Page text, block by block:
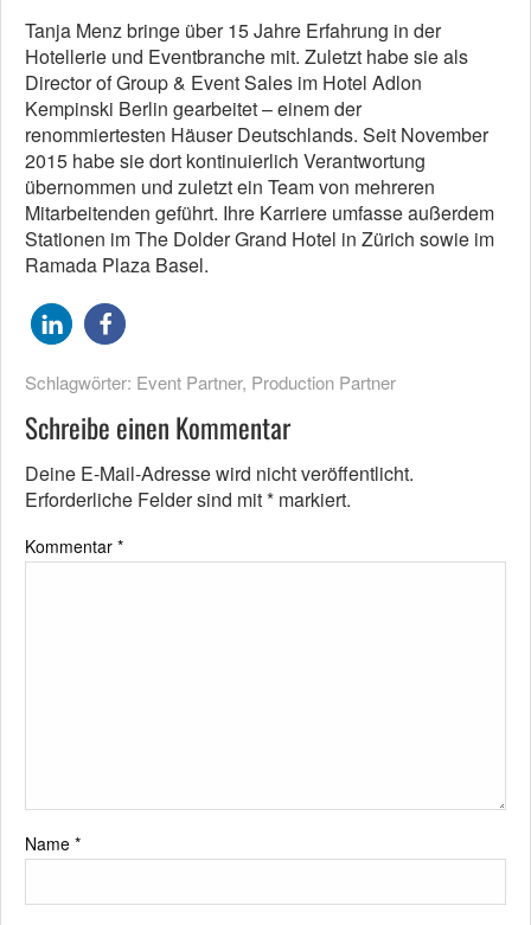
Tanja Menz bringe über 15 Jahre Erfahrung in der
Hotellerie und Eventbranche mit. Zuletzt habe sie als
Director of Group & Event Sales im Hotel Adlon
Kempinski Berlin gearbeitet – einem der
renommiertesten Häuser Deutschlands. Seit November
2015 habe sie dort kontinuierlich Verantwortung
übernommen und zuletzt ein Team von mehreren
Mitarbeitenden geführt. Ihre Karriere umfasse außerdem
Stationen im The Dolder Grand Hotel in Zürich sowie im
Ramada Plaza Basel.
Schlagwörter: Event Partner, Production Partner
Schreibe einen Kommentar
Deine E-Mail-Adresse wird nicht veröffentlicht.
Erforderliche Felder sind mit* markiert.
Kommentar *
Name *